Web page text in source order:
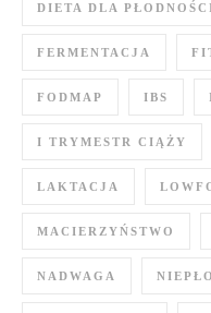
DIETA DLA
FERMENTACJA
FODMAP IBS
I TRYMESTR CIĄŻY
LAKTACJA
MACIERZYŃSTWO
NADWAGA